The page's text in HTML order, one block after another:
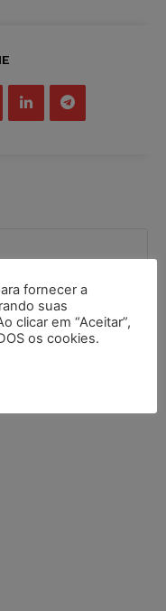
.
fornecer a
suas
clicar em “Aceitar”,
os cookies.